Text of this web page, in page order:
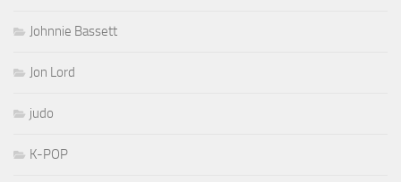
Johnnie Bassett
Jon Lord
judo
K-POP